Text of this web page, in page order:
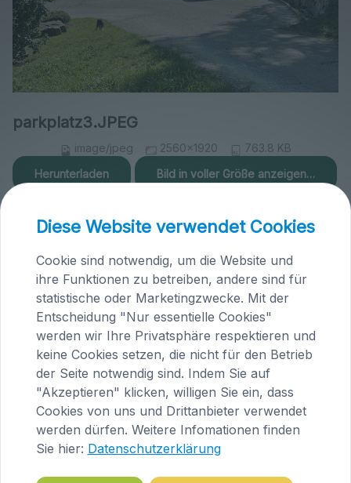
parkplatz3.JPEG
image/jpeg 2560x1920
763.8 KB
Herunterladen
Bild in voller Größe anzeigen…
Praxis Maria Saal (Kärnten)
Brandlhof
Höfern 1
A-9063 Maria Saal
Österreich
Tel.04223 / 200 23
Routenplanung
Diese Website verwendet Cookies
Cookie sind notwendig, um die Website und
ihre Funktionen zu betreiben, andere sind für
statistische oder Marketingzwecke. Mit der
Entscheidung "Nur essentielle Cookies"
werden wir Ihre Privatsphäre respektieren und
keine Cookies setzen, die nicht für den Betrieb
der Seite notwendig sind. Indem Sie auf
"Akzeptieren" klicken, willigen Sie ein, dass
Cookies von uns und Drittanbieter verwendet
werden dürfen. Weitere Infomationen finden
Sie hier: Datenschutzerklärung